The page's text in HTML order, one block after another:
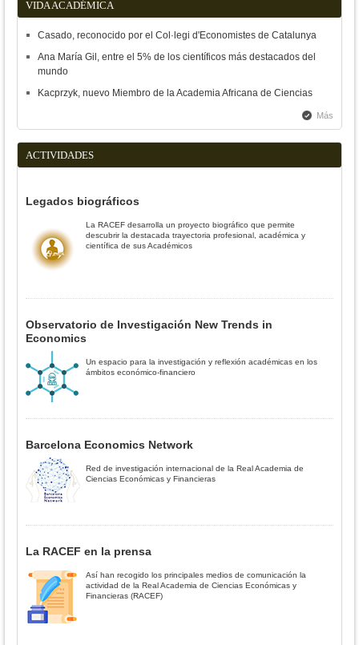
VIDA ACADÉMICA
Casado, reconocido por el Col·legi d'Economistes de Catalunya
Ana María Gil, entre el 5% de los científicos más destacados del
mundo
Kacprzyk, nuevo Miembro de la Academia Africana de Ciencias
Más
ACTIVIDADES
Legados biográficos
La RACEF desarrolla un proyecto biográfico que permite
descubrir la destacada trayectoria profesional, académica y
científica de sus Académicos
Observatorio de Investigación New Trends in
Economics
Un espacio para la investigación y reflexión académicas en los
ámbitos económico-financiero
Barcelona Economics Network
Red de investigación internacional de la Real Academia de
Ciencias Económicas y Financieras
La RACEF en la prensa
Así han recogido los principales medios de comunicación la
actividad de la Real Academia de Ciencias Económicas y
Financieras (RACEF)